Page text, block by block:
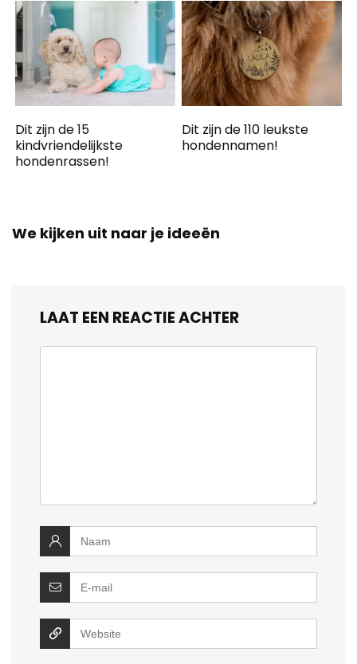
Dit zijn de 15
kindvriendelijkste
hondenrassen!
Dit zijn de 110 leukste
hondennamen!
We kijken uit naar je ideeën
LAAT EEN REACTIE ACHTER